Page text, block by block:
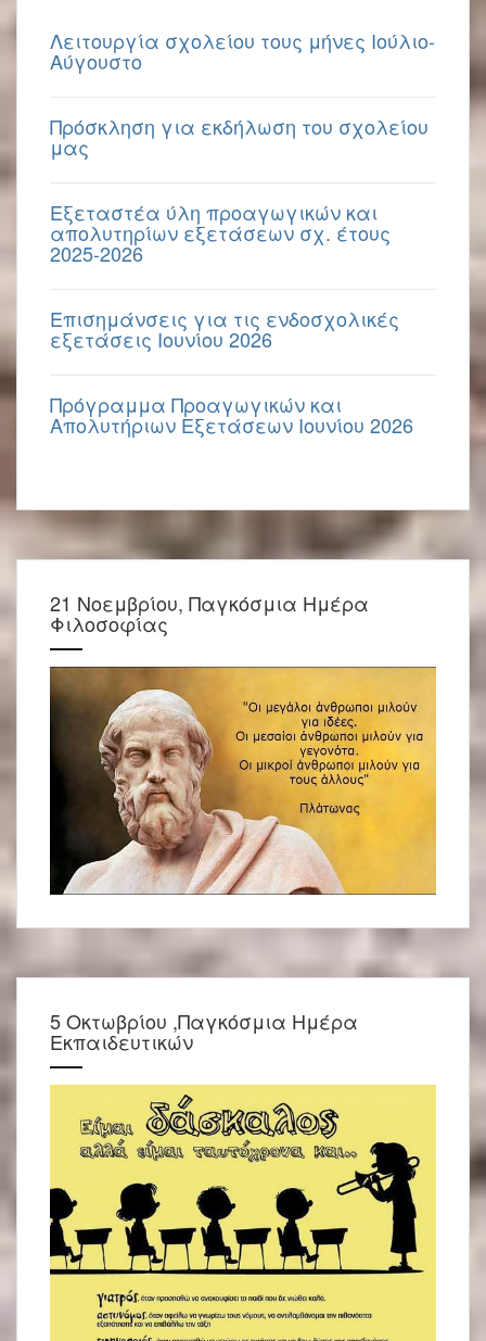
Λειτουργία σχολείου τους μήνες Ιούλιο-
Αύγουστο
Πρόσκληση για εκδήλωση του σχολείου
μας
Εξεταστέα ύλη προαγωγικών και
απολυτηρίων εξετάσεων σχ. έτους
2025-2026
Επισημάνσεις για τις ενδοσχολικές
εξετάσεις Ιουνίου 2026
Πρόγραμμα Προαγωγικών και
Απολυτήριων Εξετάσεων Ιουνίου 2026
21 Νοεμβρίου, Παγκόσμια Ημέρα
Φιλοσοφίας
5 Οκτωβρίου ,Παγκόσμια Ημέρα
Εκπαιδευτικών